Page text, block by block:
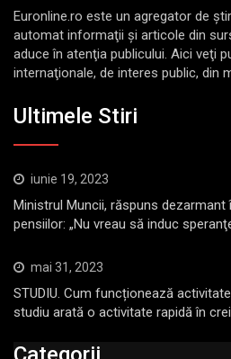
Euronline.ro este un agregator de
automat informaţii şi articole din
aduce în atenţia publicului. Aici veţi
internaţionale, de interes public, din
Ultimele Stiri
iunie 19, 2023
Ministrul Muncii, răspuns dezarmant
pensiilor: „Nu vreau să induc
mai 31, 2023
STUDIU. Cum funcționează
studiu arată o activitate rapidă în